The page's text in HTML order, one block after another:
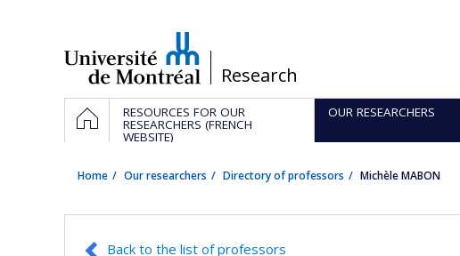
/Research
Navigation
principale
HOMERESOURCES FOR OUR
RESEARCHERS (FRENCH
WEBSITE)
OUR RESEARCHERS
Home Our researchers Directory of professors Michèle MABON
Back to the list of professors